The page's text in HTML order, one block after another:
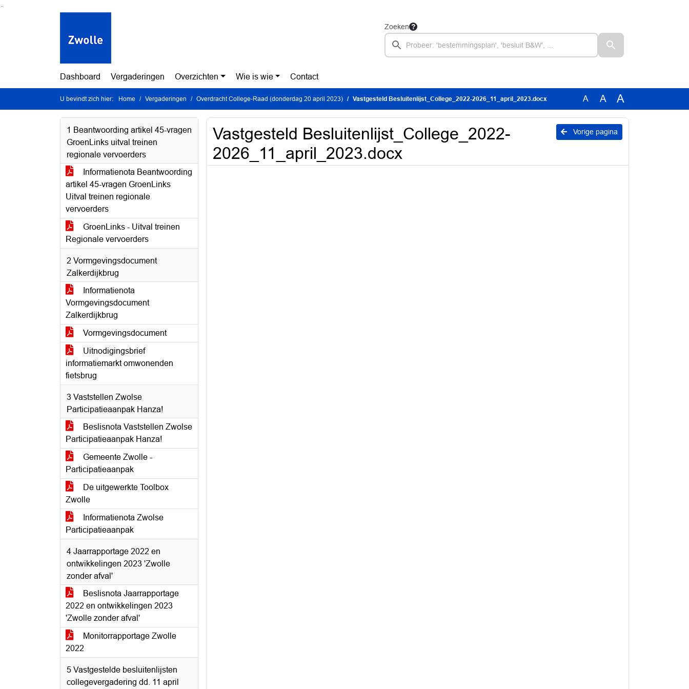
Ga naar de inhoud van deze pagina
Ga naar het zoeken
Ga naar het menu
Zoeken
Dashboard Vergaderingen Overzichten Wie is wie Contact
U bevindt zich hier: Home Vergaderingen Overdracht College-Raad (donderdag 20 april 2023) Vastgesteld Besluitenlijst_College_2022-2026_11_april_2023.docx A A A
1 Beantwoording artikel 45-vragen
GroenLinks uitval treinen
regionale vervoerders
Informatienota Beantwoording
artikel 45-vragen GroenLinks
Uitval treinen regionale
vervoerders
GroenLinks - Uitval treinen
Regionale vervoerders
2 Vormgevingsdocument
Zalkerdijkbrug
Informatienota
Vormgevingsdocument
Zalkerdijkbrug
Vormgevingsdocument
Uitnodigingsbrief
informatiemarkt omwonenden
fietsbrug
3 Vaststellen Zwolse
Participatieaanpak Hanza!
Beslisnota Vaststellen Zwolse
Participatieaanpak Hanza!
Gemeente Zwolle -
Participatieaanpak
De uitgewerkte Toolbox
Zwolle
Informatienota Zwolse
Participatieaanpak
4 Jaarrapportage 2022 en
ontwikkelingen 2023 'Zwolle
zonder afval'
Beslisnota Jaarrapportage
2022 en ontwikkelingen 2023
'Zwolle zonder afval'
Monitorrapportage Zwolle
2022
5 Vastgestelde besluitenlijsten
collegevergadering dd. 11 april
Vorige pagina
Vastgesteld Besluitenlijst_College_2022-
2026_11_april_2023.docx